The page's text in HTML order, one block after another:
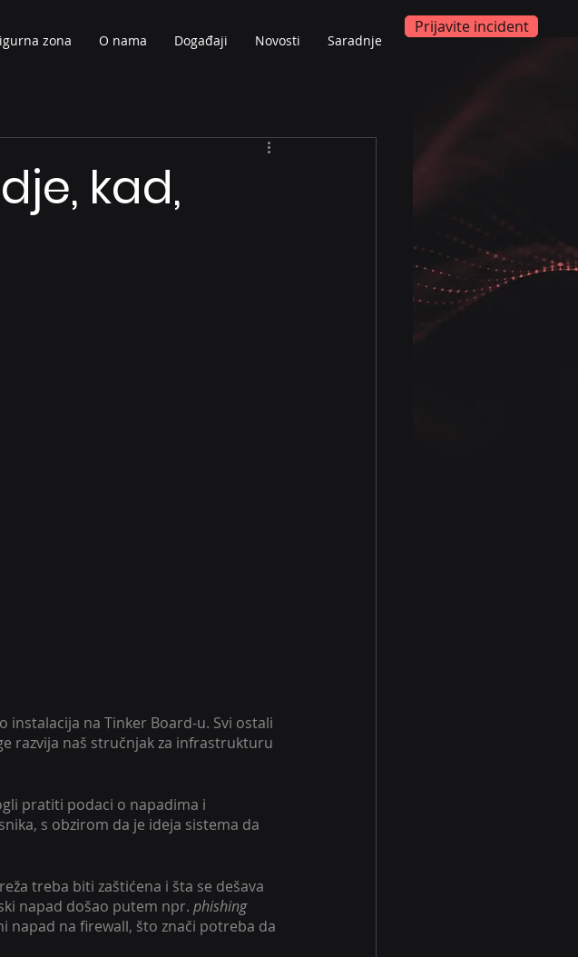
zona O nama Događaji Novosti Saradnje
Prijavite incident
kad,
instalacija na Tinker Board-u. Svi ostali
razvija naš stručnjak za infrastrukturu
pratiti podaci o napadima i
s obzirom da je ideja sistema da
treba biti zaštićena i šta se dešava
napad došao putem npr. phishing
napad na firewall, što znači potreba da